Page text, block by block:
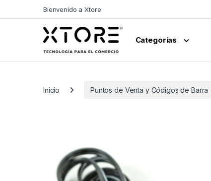
Bienvenido a Xtore
Categorías
Inicio Puntos de Venta y Códigos de Barra